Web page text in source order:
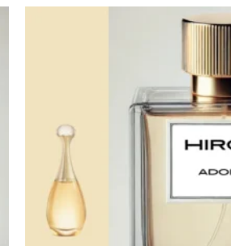
نطاق
السعر:
خلال
⁦20,00 JOD⁩
هناك
العديد
الأشكال
المختلفة
لهذا
المنتج.
يمكن
اختيار
الخيارات